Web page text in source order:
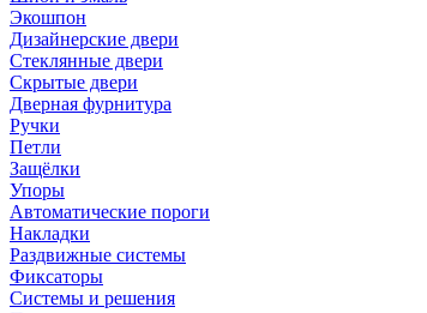
Экошпон
Дизайнерские двери
Стеклянные двери
Скрытые двери
Дверная фурнитура
Ручки
Петли
Защёлки
Упоры
Автоматические пороги
Накладки
Раздвижные системы
Фиксаторы
Системы и решения